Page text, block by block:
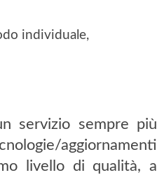
individuale,
servizio sempre più
aggiornamenti
livello di qualità, a